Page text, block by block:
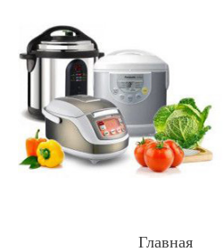
Главная